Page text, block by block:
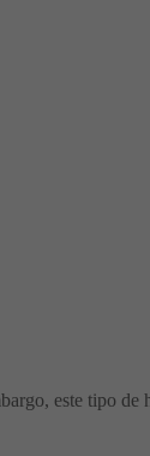
este tipo de